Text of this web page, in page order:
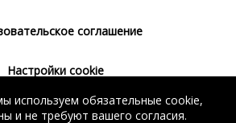
соглашение
Настройки cookie
на использование сервиса
используем обязательные cookie,
и не требуют вашего согласия.